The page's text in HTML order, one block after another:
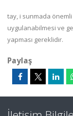
tay, i sunmada önemli
uygulanabilmesi ve
yapması gereklidir.
Paylaş